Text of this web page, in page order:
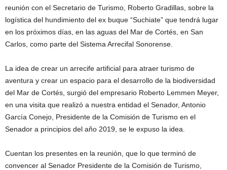
reunión con el Secretario de Turismo, Roberto Gradillas, sobre la
logística del hundimiento del ex buque “Suchiate” que tendrá lugar
en los próximos días, en las aguas del Mar de Cortés, en San
Carlos, como parte del Sistema Arrecifal Sonorense.
La idea de crear un arrecife artificial para atraer turismo de
aventura y crear un espacio para el desarrollo de la biodiversidad
del Mar de Cortés, surgió del empresario Roberto Lemmen Meyer,
en una visita que realizó a nuestra entidad el Senador, Antonio
García Conejo, Presidente de la Comisión de Turismo en el
Senador a principios del año 2019, se le expuso la idea.
Cuentan los presentes en la reunión, que lo que terminó de
convencer al Senador Presidente de la Comisión de Turismo,